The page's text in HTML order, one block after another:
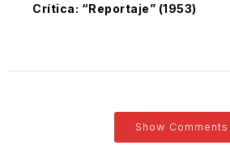
Crítica: “Reportaje” (1953)
Show Comments